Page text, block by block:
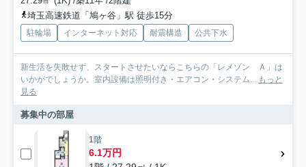
埼玉高速鉄道「鳩ヶ谷」駅 徒歩15分
駐輪場 インターネット対応 耐震構造 公共下水
新生活を失敗せず、スタートさせたいならこちらの「レメゾン Ａ」は
いかがでしょうか。室内設備は照明付き・エアコン・システム... もっと
見る
募集中の部屋
1階
6.1万円